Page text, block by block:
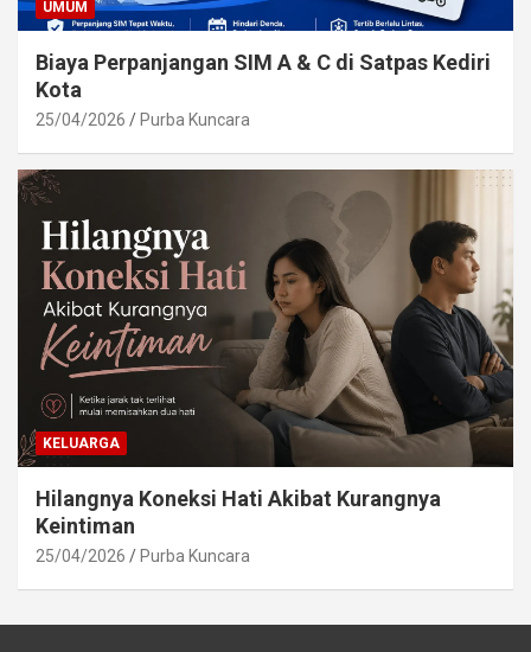
UMUM
Biaya Perpanjangan SIM A & C di Satpas Kediri
Kota
25/04/2026 Purba Kuncara
KELUARGA
Hilangnya Koneksi Hati Akibat Kurangnya
Keintiman
25/04/2026 Purba Kuncara